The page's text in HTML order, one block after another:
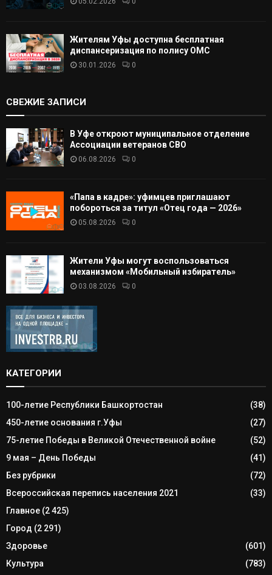
Жителям Уфы доступна бесплатная
диспансеризация по полису ОМС
30.01.2026 0
СВЕЖИЕ ЗАПИСИ
В Уфе откроют муниципальное отделение
Ассоциации ветеранов СВО
06.08.2026 0
«Папа в кадре»: уфимцев приглашают
побороться за титул «Отец года — 2026»
05.08.2026 0
Жители Уфы могут воспользоваться
механизмом «Мобильный избиратель»
03.08.2026 0
КАТЕГОРИИ
100-летие Республики Башкортостан
(38)
450-летие основания г.Уфы
(27)
75-летие Победы в Великой Отечественной войне
(52)
9 мая – День Победы
(41)
Без рубрики
(72)
Всероссийская перепись населения 2021
(33)
Главное (2 425)
Город (2 291)
Здоровье
(601)
Культура
(783)